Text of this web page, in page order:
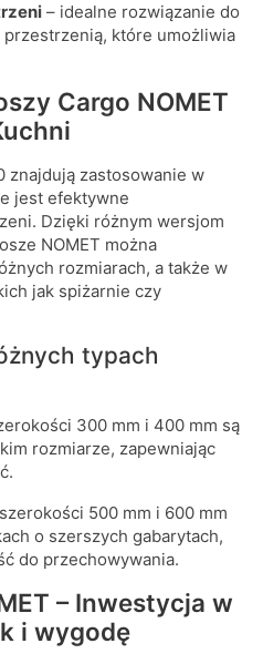
– idealne rozwiązanie do
które umożliwia
Cargo NOMET
znajdują zastosowanie w
jest efektywne
Dzięki różnym wersjom
NOMET można
rozmiarach, a także w
jak spiżarnie czy
typach
300 mm i 400 mm są
rozmiarze, zapewniając
500 mm i 600 mm
o szerszych gabarytach,
do przechowywania.
– Inwestycja w
i wygodę